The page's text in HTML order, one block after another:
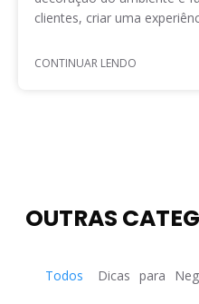
clientes, criar uma
CONTINUAR LENDO
OUTRAS
Todos Dicas para